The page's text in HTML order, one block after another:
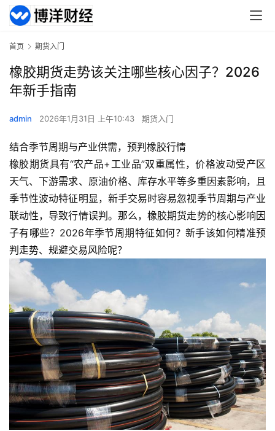
首页 期货入门
橡胶期货走势该关注哪些核心因子？2026
年新手指南
admin 2026年1月31日 上午10:43 期货入门
结合季节周期与产业供需，预判橡胶行情
橡胶期货具有“农产品+工业品”双重属性，价格波动受产区
天气、下游需求、原油价格、库存水平等多重因素影响，且
季节性波动特征明显，新手交易时容易忽视季节周期与产业
联动性，导致行情误判。那么，橡胶期货走势的核心影响因
子有哪些？2026年季节周期特征如何？新手该如何精准预
判走势、规避交易风险呢？